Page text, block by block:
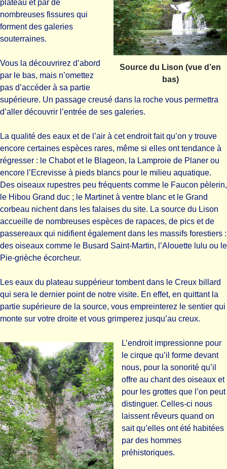
Source du Lison (vue d’en
bas)
plateau et par de
nombreuses fissures qui
forment des galeries
souterraines.
Vous la découvrirez d’abord
par le bas, mais n’omettez
pas d’accéder à sa partie
supérieure. Un passage creusé dans la roche vous permettra
d’aller découvrir l’entrée de ses galeries.
La qualité des eaux et de l’air à cet endroit fait qu’on y trouve
encore certaines espèces rares, même si elles ont tendance à
régresser : le Chabot et le Blageon, la Lamproie de Planer ou
encore l’Ecrevisse à pieds blancs pour le milieu aquatique.
Des oiseaux rupestres peu fréquents comme le Faucon pèlerin,
le Hibou Grand duc ; le Martinet à ventre blanc et le Grand
corbeau nichent dans les falaises du site. La source du Lison
accueille de nombreuses espèces de rapaces, de pics et de
passereaux qui nidifient également dans les massifs forestiers :
des oiseaux comme le Busard Saint-Martin, l’Alouette lulu ou le
Pie-grièche écorcheur.
Les eaux du plateau suppérieur tombent dans le Creux billard
qui sera le dernier point de notre visite. En effet, en quittant la
partie supérieure de la source, vous empreinterez le sentier qui
monte sur votre droite et vous grimperez jusqu’au creux.
L’endroit impressionne pour
le cirque qu’il forme devant
nous, pour la sonorité qu’il
offre au chant des oiseaux et
pour les grottes que l’on peut
distinguer. Celles-ci nous
laissent rêveurs quand on
sait qu’elles ont été habitées
par des hommes
préhistoriques.